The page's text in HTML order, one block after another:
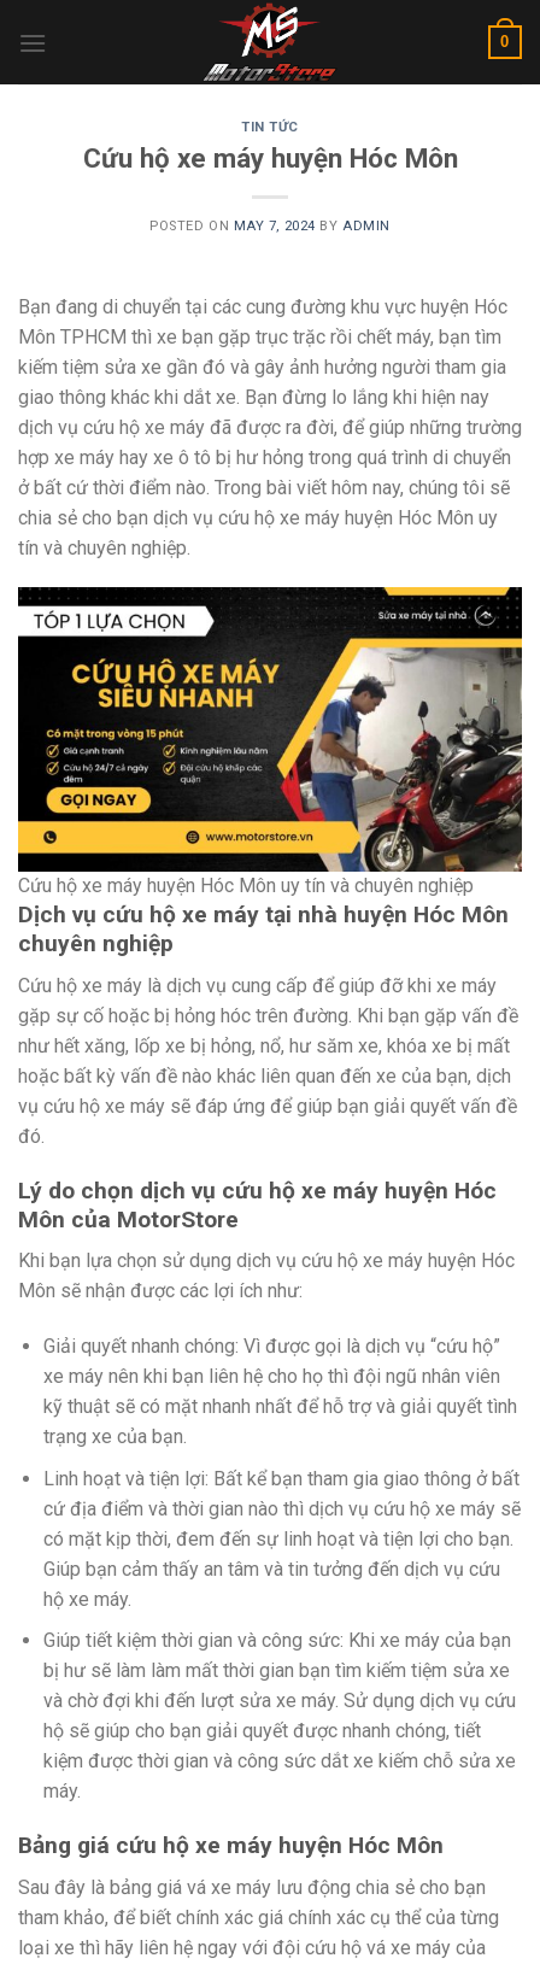
0
TIN TỨC
Cứu hộ xe máy huyện Hóc Môn
POSTED ON MAY 7, 2024 BY ADMIN
Bạn đang di chuyển tại các cung đường khu vực huyện Hóc
Môn TPHCM thì xe bạn gặp trục trặc rồi chết máy, bạn tìm
kiếm tiệm sửa xe gần đó và gây ảnh hưởng người tham gia
giao thông khác khi dắt xe. Bạn đừng lo lắng khi hiện nay
dịch vụ cứu hộ xe máy đã được ra đời, để giúp những trường
hợp xe máy hay xe ô tô bị hư hỏng trong quá trình di chuyển
ở bất cứ thời điểm nào. Trong bài viết hôm nay, chúng tôi sẽ
chia sẻ cho bạn dịch vụ cứu hộ xe máy huyện Hóc Môn uy
tín và chuyên nghiệp.
Cứu hộ xe máy huyện Hóc Môn uy tín và chuyên nghiệp
Dịch vụ cứu hộ xe máy tại nhà huyện Hóc Môn
chuyên nghiệp
Cứu hộ xe máy là dịch vụ cung cấp để giúp đỡ khi xe máy
gặp sự cố hoặc bị hỏng hóc trên đường. Khi bạn gặp vấn đề
như hết xăng, lốp xe bị hỏng, nổ, hư săm xe, khóa xe bị mất
hoặc bất kỳ vấn đề nào khác liên quan đến xe của bạn, dịch
vụ cứu hộ xe máy sẽ đáp ứng để giúp bạn giải quyết vấn đề
đó.
Lý do chọn dịch vụ cứu hộ xe máy huyện Hóc
Môn của MotorStore
Khi bạn lựa chọn sử dụng dịch vụ cứu hộ xe máy huyện Hóc
Môn sẽ nhận được các lợi ích như:
Giải quyết nhanh chóng: Vì được gọi là dịch vụ “cứu hộ”
xe máy nên khi bạn liên hệ cho họ thì đội ngũ nhân viên
kỹ thuật sẽ có mặt nhanh nhất để hỗ trợ và giải quyết tình
trạng xe của bạn.
Linh hoạt và tiện lợi: Bất kể bạn tham gia giao thông ở bất
cứ địa điểm và thời gian nào thì dịch vụ cứu hộ xe máy sẽ
có mặt kịp thời, đem đến sự linh hoạt và tiện lợi cho bạn.
Giúp bạn cảm thấy an tâm và tin tưởng đến dịch vụ cứu
hộ xe máy.
Giúp tiết kiệm thời gian và công sức: Khi xe máy của bạn
bị hư sẽ làm làm mất thời gian bạn tìm kiếm tiệm sửa xe
và chờ đợi khi đến lượt sửa xe máy. Sử dụng dịch vụ cứu
hộ sẽ giúp cho bạn giải quyết được nhanh chóng, tiết
kiệm được thời gian và công sức dắt xe kiếm chỗ sửa xe
máy.
Bảng giá cứu hộ xe máy huyện Hóc Môn
Sau đây là bảng giá vá xe máy lưu động chia sẻ cho bạn
tham khảo, để biết chính xác giá chính xác cụ thể của từng
loại xe thì hãy liên hệ ngay với đội cứu hộ vá xe máy của